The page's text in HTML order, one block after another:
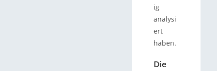
ig
analysi
ert
haben.
Die